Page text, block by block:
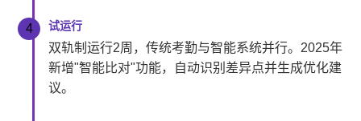
4 试运行
双轨制运行2周，传统考勤与智能系统并行。2025年
新增"智能比对"功能，自动识别差异点并生成优化建
议。